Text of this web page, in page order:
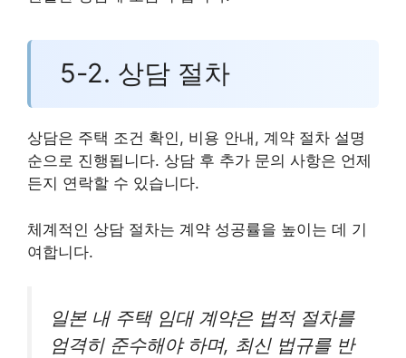
5-2. 상담 절차
상담은 주택 조건 확인, 비용 안내, 계약 절차 설명
순으로 진행됩니다. 상담 후 추가 문의 사항은 언제
든지 연락할 수 있습니다.
체계적인 상담 절차는 계약 성공률을 높이는 데 기
여합니다.
일본 내 주택 임대 계약은 법적 절차를
엄격히 준수해야 하며, 최신 법규를 반